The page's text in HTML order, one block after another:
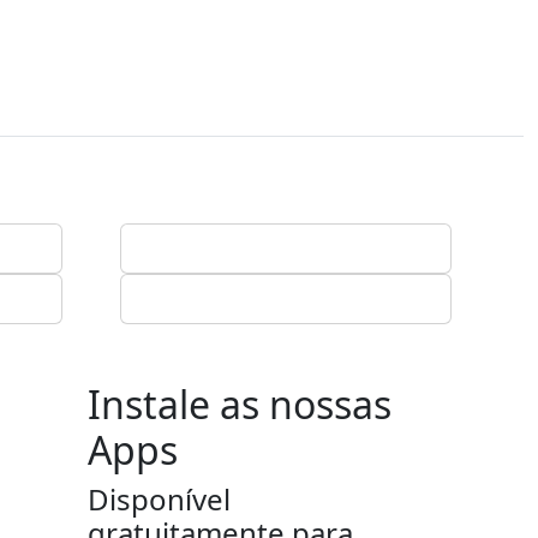
Instale as nossas
Apps
Disponível